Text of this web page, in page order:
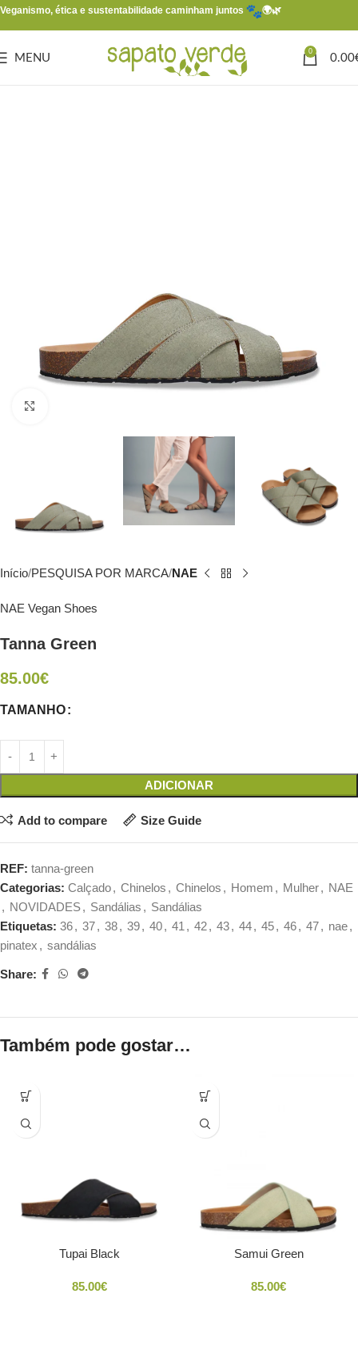
Veganismo, ética e sustentabilidade caminham juntos 🌍🌿
MENU
0
0.00
Início PESQUISA POR MARCA NAE
NAE Vegan Shoes
Tanna Green
85.00€
TAMANHO
ADICIONAR
Add to compare Size Guide
REF: tanna-green
Categorias: Calçado, Chinelos , Chinelos , Homem , Mulher, NAE
, NOVIDADES, Sandálias , Sandálias
Etiquetas: 36, 37, 38, 39, 40, 41 , 42, 43, 44, 45, 46, 47, nae,
pinatex , sandálias
Share:
Também pode gostar…
Tupai Black
85.00€
Samui Green
85.00€